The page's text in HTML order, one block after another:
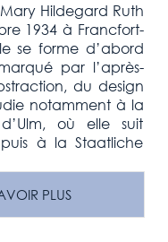
Hildegard Ruth
1934 à Francfort-
se forme d’abord
par l’après-
du design
notamment à la
où elle suit
à la Staatliche
SAVOIR PLUS